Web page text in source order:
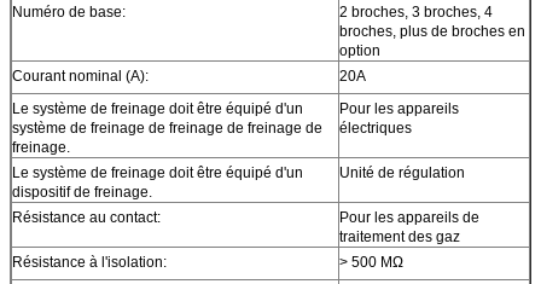
Numéro de base:
2 broches, 3 broches, 4
broches, plus de broches en
option
Courant nominal (A):
20A
Le système de freinage doit être équipé d'un
système de freinage de freinage de freinage de
freinage.
Pour les appareils
électriques
Le système de freinage doit être équipé d'un
dispositif de freinage.
Unité de régulation
Résistance au contact:
Pour les appareils de
traitement des gaz
Résistance à l'isolation:
> 500 MΩ